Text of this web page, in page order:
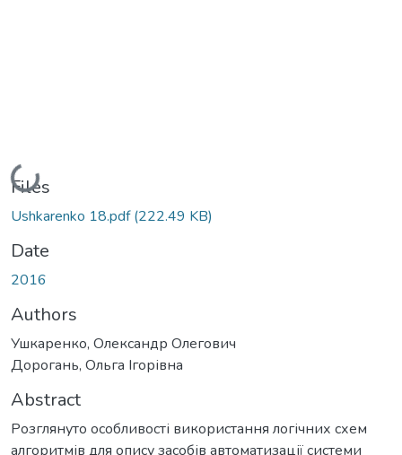
Loading...
Files
Ushkarenko 18.pdf(222.49 KB)
Date
2016
Authors
Ушкаренко, Олександр Олегович
Дорогань, Ольга Ігорівна
Abstract
Розглянуто особливості використання логічних схем
алгоритмів для опису засобів автоматизації системи